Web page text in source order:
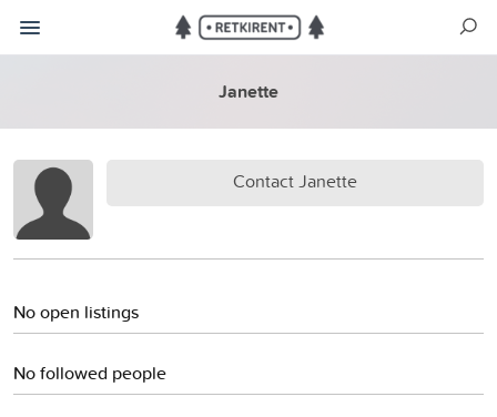
Janette
Contact Janette
No open listings
No followed people